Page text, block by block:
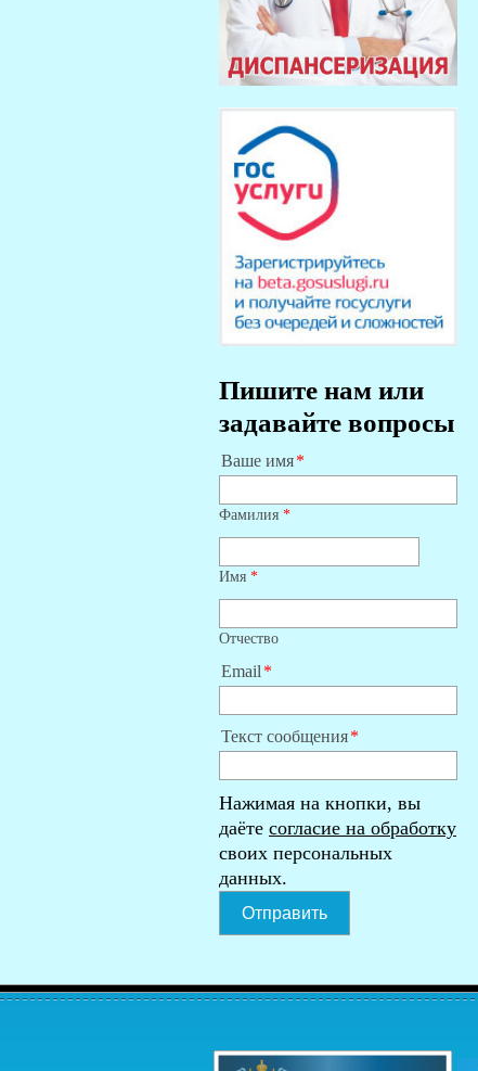
Пишите нам или
задавайте вопросы
Ваше имя
Фамилия *
Имя *
Отчество
Email
Текст сообщения
Нажимая на кнопки, вы
даёте согласие на обработку
своих персональных
данных.
Отправить